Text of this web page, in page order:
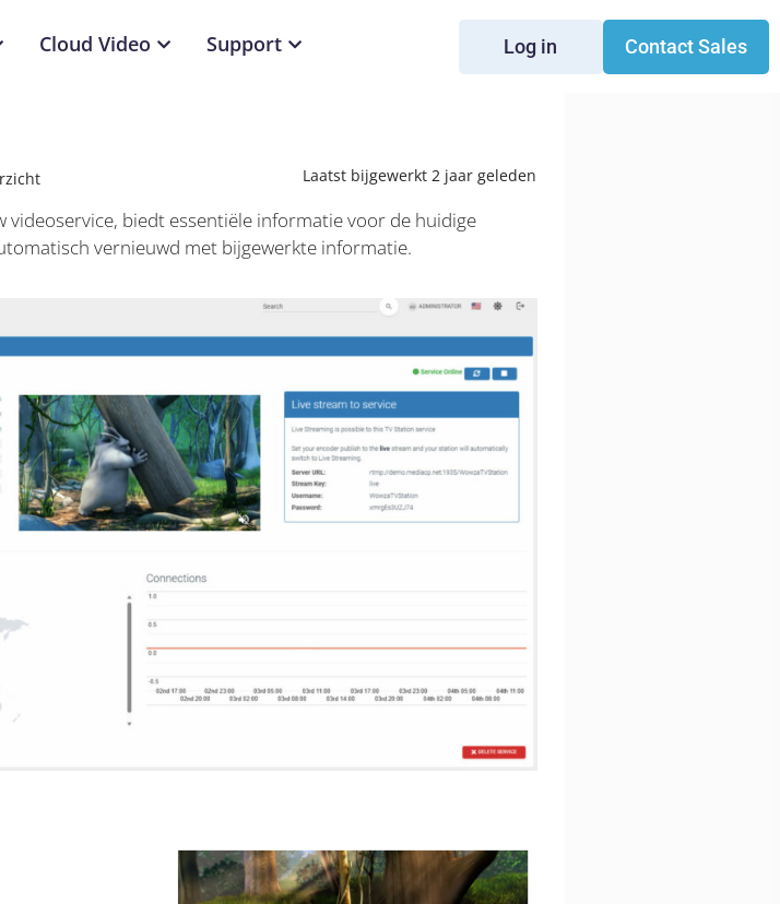
Cloud Video Support Log in Contact Sales
Laatst bijgewerkt 2 jaar geleden
videoservice, biedt essentiële informatie voor de huidige
vernieuwd met bijgewerkte informatie.